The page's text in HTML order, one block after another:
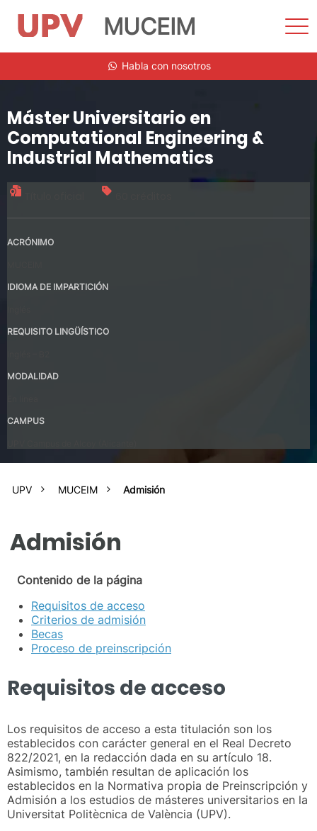
MUCEIM
Habla con nosotros
Máster Universitario en
Computational Engineering &
Industrial Mathematics
ACRÓNIMO
IDIOMA DE IMPARTICIÓN
REQUISITO LINGÜÍSTICO
MODALIDAD
CAMPUS
UPV MUCEIM Admisión
Admisión
Contenido de la página
Requisitos de acceso
Criterios de admisión
Becas
Proceso de preinscripción
Requisitos de acceso
Los requisitos de acceso a esta titulación son los
establecidos con carácter general en el Real Decreto
822/2021, en la redacción dada en su artículo 18.
Asimismo, también resultan de aplicación los
establecidos en la Normativa propia de Preinscripción y
Admisión a los estudios de másteres universitarios en la
Universitat Politècnica de València (UPV).